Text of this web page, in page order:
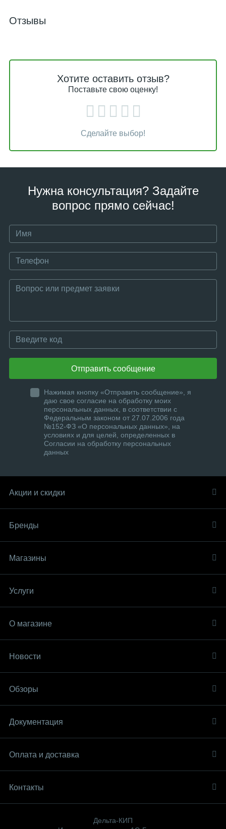
Отзывы
Хотите оставить отзыв?
Поставьте свою оценку!
Сделайте выбор!
Нужна консультация? Задайте
вопрос прямо сейчас!
Отправить сообщение
Нажимая кнопку «Отправить сообщение», я
даю свое согласие на обработку моих
персональных данных, в соответствии с
Федеральным законом от 27.07.2006 года
№152-ФЗ «О персональных данных», на
условиях и для целей, определенных в
Согласии на обработку персональных
данных
Акции и скидки
Бренды
Магазины
Услуги
О магазине
Новости
Обзоры
Документация
Оплата и доставка
Контакты
Дельта-КИП